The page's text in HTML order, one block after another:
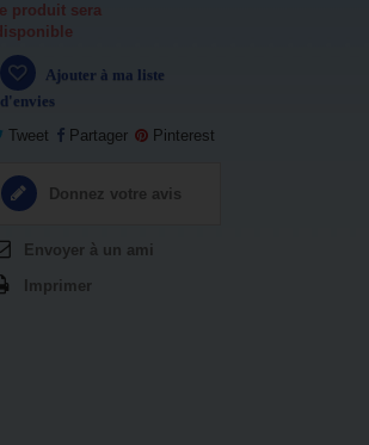
le produit sera
Ajouter à ma liste
d'envies
Tweet
Partager Pinterest
Donnez votre avis
Envoyer à un ami
Imprimer